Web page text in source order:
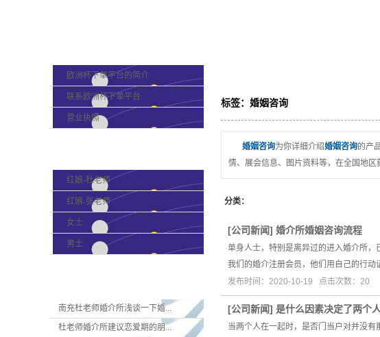
欧洲杯下单平台的简介
联系欧洲杯下单平台
营业执照
红娘-杜老师
红娘-张老师
女士
男士
南充杜老师婚介所浅谈一下婚...
杜老师婚介所建议恋爱期的朋...
标签：婚姻咨询
婚姻咨询为你详细介绍婚姻咨询的产
情、展会信息、图片资料等，在全国地
分类：
[公司新闻] 婚介所婚姻咨询流程
单身人士，特别是离异过的进入婚介所
我们的婚介注册会员，他们用自己的行
发布时间：2020-10-19 点击次数：20
[公司新闻] 是什么因素决定了两个
当两个人在一起时，是否门当户对并没